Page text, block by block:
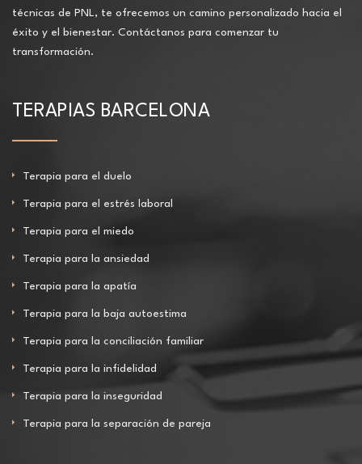
técnicas de PNL, te ofrecemos un camino personalizado hacia el
éxito y el bienestar. Contáctanos para comenzar tu
transformación.
TERAPIAS BARCELONA
Terapia para el duelo
Terapia para el estrés laboral
Terapia para el miedo
Terapia para la ansiedad
Terapia para la apatía
Terapia para la baja autoestima
Terapia para la conciliación familiar
Terapia para la infidelidad
Terapia para la inseguridad
Terapia para la separación de pareja